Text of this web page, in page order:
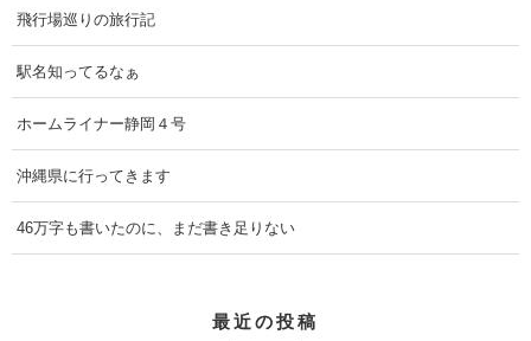
飛行場巡りの旅行記
駅名知ってるなぁ
ホームライナー静岡４号
沖縄県に行ってきます
46万字も書いたのに、まだ書き足りない
最近の投稿